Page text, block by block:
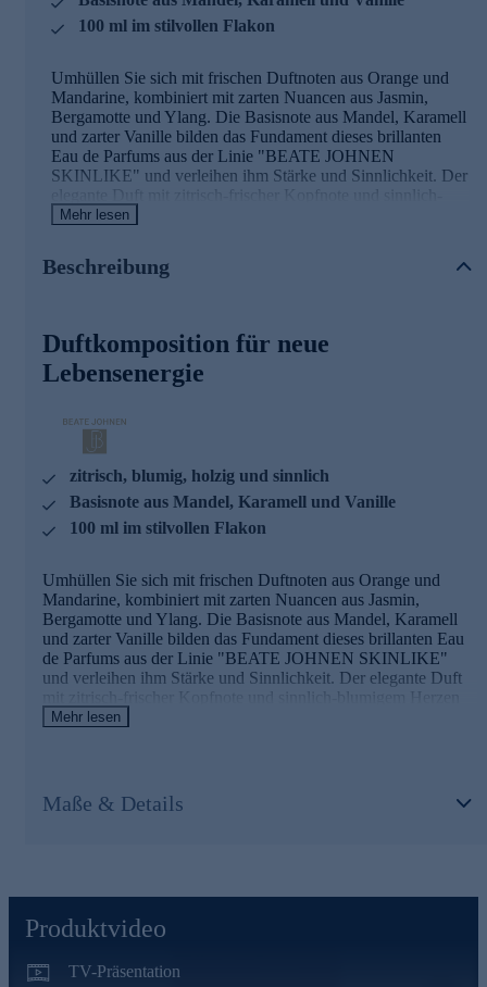
100 ml im stilvollen Flakon
Umhüllen Sie sich mit frischen Duftnoten aus Orange und
Mandarine, kombiniert mit zarten Nuancen aus Jasmin,
Bergamotte und Ylang. Die Basisnote aus Mandel, Karamell
und zarter Vanille bilden das Fundament dieses brillanten
Eau de Parfums aus der Linie "BEATE JOHNEN
SKINLIKE" und verleihen ihm Stärke und Sinnlichkeit. Der
elegante Duft mit zitrisch-frischer Kopfnote und sinnlich-
blumigem Herzen ist geeignet für alle, die ein modernes,
ausgewählte Duftkomponenten ergeben eine facettenreiche
Gleich online bestellen und in ein neues Dufterlebnis
eintauchen.
Mehr lesen
Beschreibung
Duftkomposition für neue
Lebensenergie
zitrisch, blumig, holzig und sinnlich
Basisnote aus Mandel, Karamell und Vanille
100 ml im stilvollen Flakon
Umhüllen Sie sich mit frischen Duftnoten aus Orange und
Mandarine, kombiniert mit zarten Nuancen aus Jasmin,
Bergamotte und Ylang. Die Basisnote aus Mandel, Karamell
und zarter Vanille bilden das Fundament dieses brillanten Eau
de Parfums aus der Linie "BEATE JOHNEN SKINLIKE"
und verleihen ihm Stärke und Sinnlichkeit. Der elegante Duft
mit zitrisch-frischer Kopfnote und sinnlich-blumigem Herzen
ist geeignet für alle, die ein modernes, raffiniertes Dufterlebnis
Gleich online bestellen und in ein neues Dufterlebnis
Mehr lesen
Maße & Details
Produktvideo
TV-Präsentation